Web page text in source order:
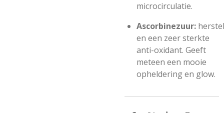
microcirculatie.
Ascorbinezuur:
en een zeer sterkte
anti-oxidant. Geeft
meteen een mooie
opheldering en glow.